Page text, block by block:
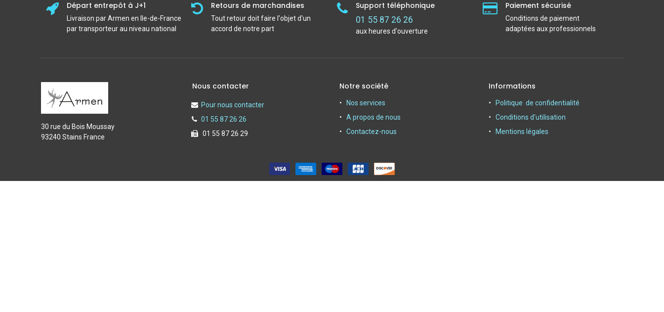
Départ entrepôt à J+1
Livraison par Armen en Ile-de-France
par transporteur au niveau national
Retours de marchandises
Tout retour doit faire l'objet d'un
accord de notre part
Support téléphonique
01 55 87 26 26
aux heures d'ouverture
Paiement sécurisé
Conditions de paiement
adaptées aux professionnels
30 rue du Bois Moussay
93240 Stains France
Nous contacter
Pour nous contacter
01 55 87 26 26
01 55 87 26 29
Notre société
Nos services
A propos de nous
Contactez-nous
Informations
Politique de confidentialité
Conditions d'utilisation
Mentions légales